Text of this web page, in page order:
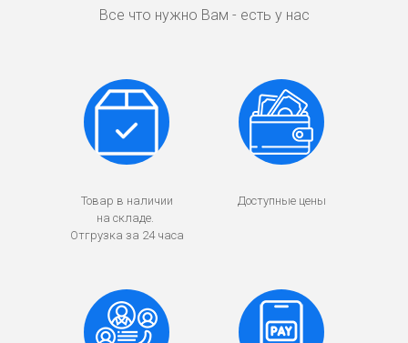
Все что нужно Вам - есть у нас
Товар в наличии
на складе.
Отгрузка за 24 часа
Доступные цены